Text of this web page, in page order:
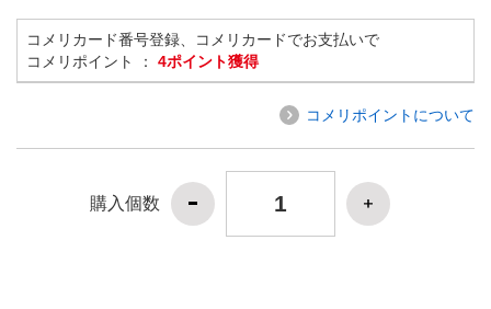
コメリカード番号登録、コメリカードでお支払いで
コメリポイント ： 4ポイント獲得
コメリポイントについて
購入個数